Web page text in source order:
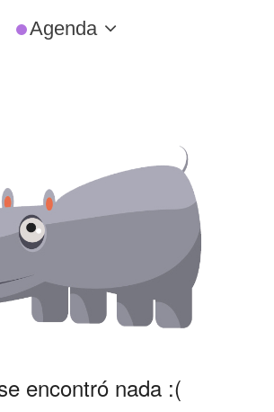
Agenda
encontró nada :(